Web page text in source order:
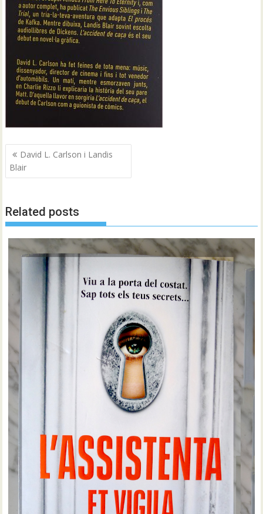
Navegació
d'entrades
David L. Carlson i Landis
Blair
Related posts